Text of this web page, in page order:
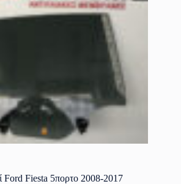
Ford Fiesta 5πορτο 2008-2017